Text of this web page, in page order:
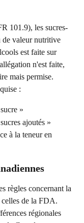
101.9), les sucres-
de valeur nutritive
est faite sur
n'est faite,
mais permise.
:
»
ajoutés »
à la teneur en
règles concernant la
celles de la FDA.
régionales